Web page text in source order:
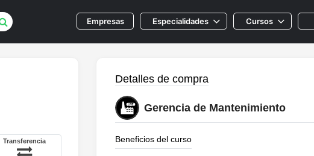
Empresas Especialidades Cursos
Transferencia
Detalles de compra
Gerencia de Mantenimiento
Beneficios del curso